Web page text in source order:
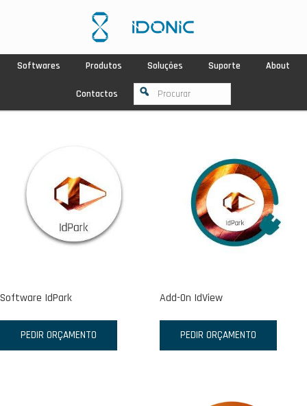
Softwares Produtos Soluções Suporte About
Contactos
Software IdPark
PEDIR ORÇAMENTO
Add-On IdView
PEDIR ORÇAMENTO